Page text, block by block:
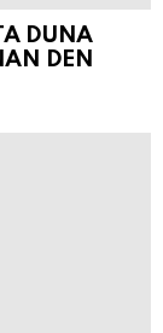
DUNA
DEN